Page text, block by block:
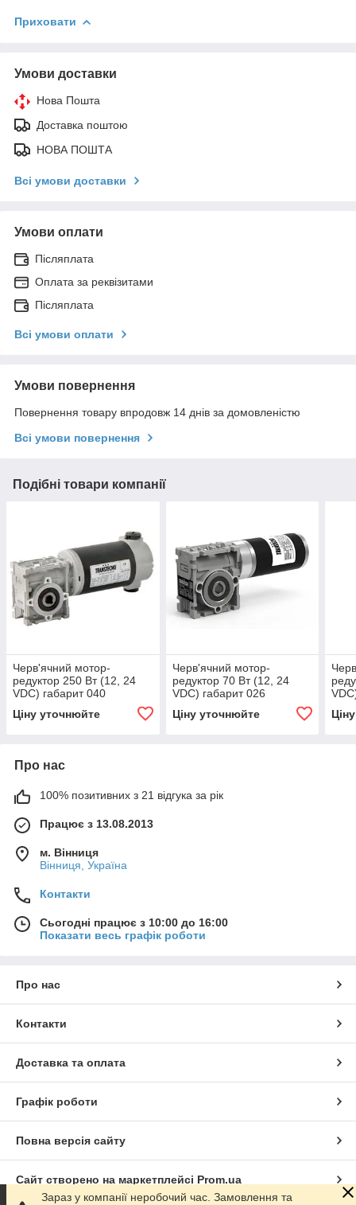
Приховати
Умови доставки
Нова Пошта
Доставка поштою
НОВА ПОШТА
Всі умови доставки
Умови оплати
Післяплата
Оплата за реквізитами
Післяплата
Всі умови оплати
Умови повернення
Повернення товару впродовж 14 днів за домовленістю
Всі умови повернення
Подібні товари компанії
Черв'ячний мотор-
редуктор 250 Вт (12, 24
VDC) габарит 040
Ціну уточнюйте
Черв'ячний мотор-
редуктор 70 Вт (12, 24
VDC) габарит 026
Ціну уточнюйте
Про нас
100% позитивних з 21 відгука за рік
Працює з 13.08.2013
м. Вінниця
Вінниця, Україна
Контакти
Сьогодні працює з 10:00 до 16:00
Показати весь графік роботи
Про нас
Контакти
Доставка та оплата
Графік роботи
Повна версія сайту
Сайт створено на маркетплейсі Prom.ua
Зараз у компанії неробочий час. Замовлення та